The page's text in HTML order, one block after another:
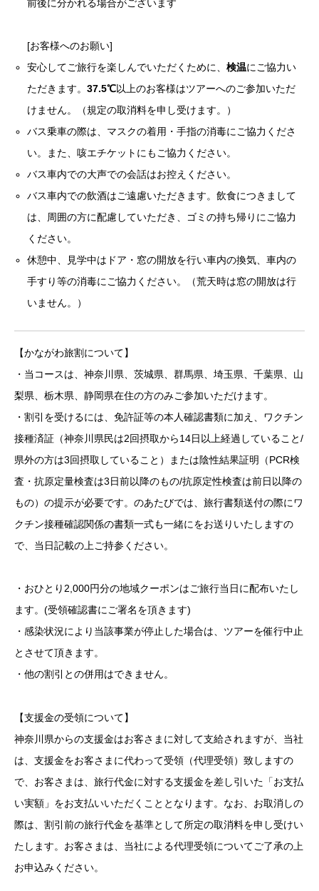
前後に分かれる場合がございます
[お客様へのお願い]
安心してご旅行を楽しんでいただくために、検温にご協力い
ただきます。37.5℃以上のお客様はツアーへのご参加いただ
けません。（規定の取消料を申し受けます。）
バス乗車の際は、マスクの着用・手指の消毒にご協力くださ
い。また、咳エチケットにもご協力ください。
バス車内での大声での会話はお控えください。
バス車内での飲酒はご遠慮いただきます。飲食につきまして
は、周囲の方に配慮していただき、ゴミの持ち帰りにご協力
ください。
休憩中、見学中はドア・窓の開放を行い車内の換気、車内の
手すり等の消毒にご協力ください。（荒天時は窓の開放は行
いません。）
【かながわ旅割について】
・当コースは、神奈川県、茨城県、群馬県、埼玉県、千葉県、山
梨県、栃木県、静岡県在住の方のみご参加いただけます。
・割引を受けるには、免許証等の本人確認書類に加え、ワクチン
接種済証（神奈川県民は2回摂取から14日以上経過していること/
県外の方は3回摂取していること）または陰性結果証明（PCR検
査・抗原定量検査は3日前以降のもの/抗原定性検査は前日以降の
もの）の提示が必要です。のあたびでは、旅行書類送付の際にワ
クチン接種確認関係の書類一式も一緒にをお送りいたしますの
で、当日記載の上ご持参ください。
・おひとり2,000円分の地域クーポンはご旅行当日に配布いたし
ます。(受領確認書にご署名を頂きます)
・感染状況により当該事業が停止した場合は、ツアーを催行中止
とさせて頂きます。
・他の割引との併用はできません。
【支援金の受領について】
神奈川県からの支援金はお客さまに対して支給されますが、当社
は、支援金をお客さまに代わって受領（代理受領）致しますの
で、お客さまは、旅行代金に対する支援金を差し引いた「お支払
い実額」をお支払いいただくこととなります。なお、お取消しの
際は、割引前の旅行代金を基準として所定の取消料を申し受けい
たします。お客さまは、当社による代理受領についてご了承の上
お申込みください。